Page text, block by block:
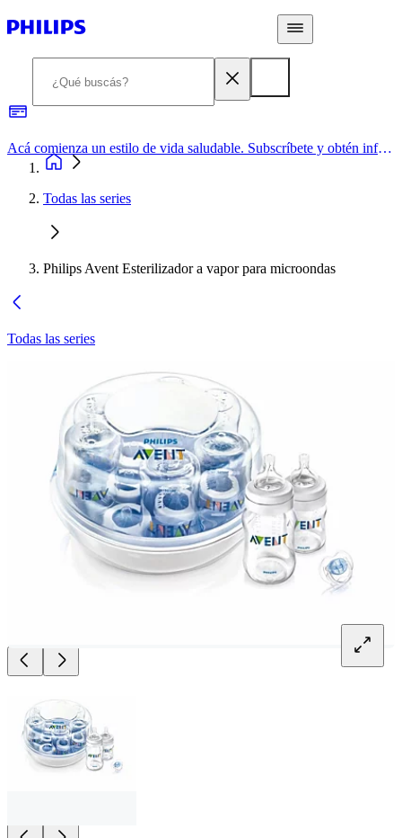
Acá comienza un estilo de vida saludable. Subscríbete y obtén información de primera mano
Todas las series
Philips Avent Esterilizador a vapor para microondas
Todas las series